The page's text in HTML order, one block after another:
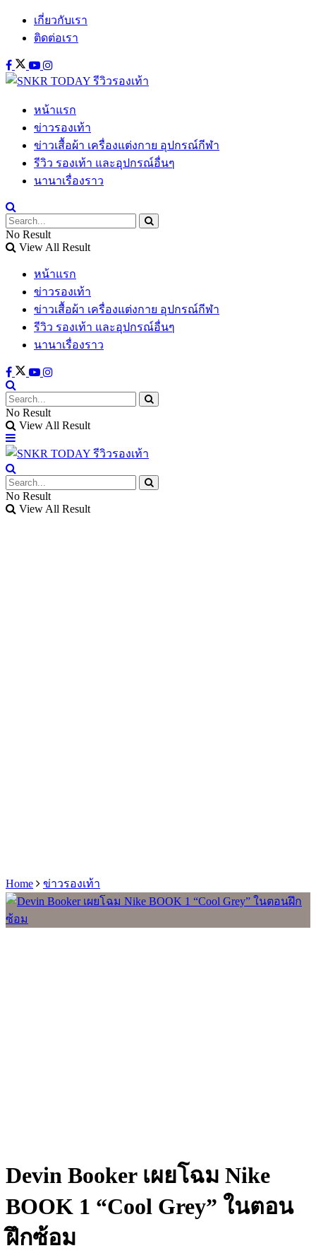
เกี่ยวกับเรา
ติดต่อเรา
หน้าแรก
ข่าวรองเท้า
ข่าวเสื้อผ้า เครื่องแต่งกาย อุปกรณ์กีฬา
รีวิว รองเท้า และอุปกรณ์อื่นๆ
นานาเรื่องราว
No Result
View All Result
หน้าแรก
ข่าวรองเท้า
ข่าวเสื้อผ้า เครื่องแต่งกาย อุปกรณ์กีฬา
รีวิว รองเท้า และอุปกรณ์อื่นๆ
นานาเรื่องราว
No Result
View All Result
No Result
View All Result
Home ข่าวรองเท้า
Devin Booker เผยโฉม Nike
BOOK 1 “Cool Grey” ในตอน
ฝึกซ้อม